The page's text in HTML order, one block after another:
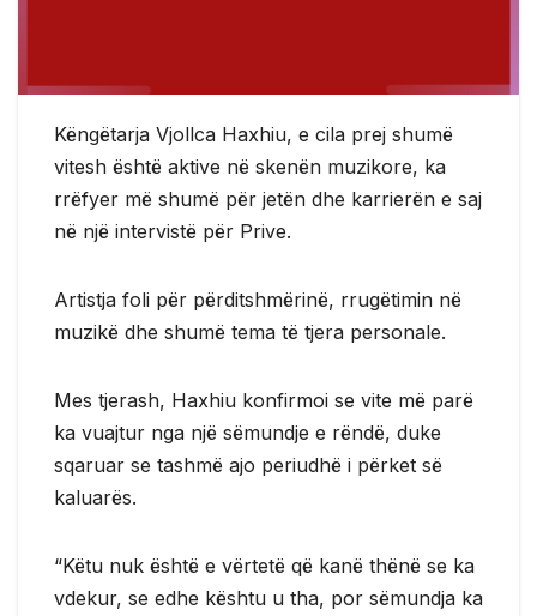
Këngëtarja Vjollca Haxhiu, e cila prej shumë
vitesh është aktive në skenën muzikore, ka
rrëfyer më shumë për jetën dhe karrierën e saj
në një intervistë për Prive.
Artistja foli për përditshmërinë, rrugëtimin në
muzikë dhe shumë tema të tjera personale.
Mes tjerash, Haxhiu konfirmoi se vite më parë
ka vuajtur nga një sëmundje e rëndë, duke
sqaruar se tashmë ajo periudhë i përket së
kaluarës.
“Këtu nuk është e vërtetë që kanë thënë se ka
vdekur, se edhe kështu u tha, por sëmundja ka